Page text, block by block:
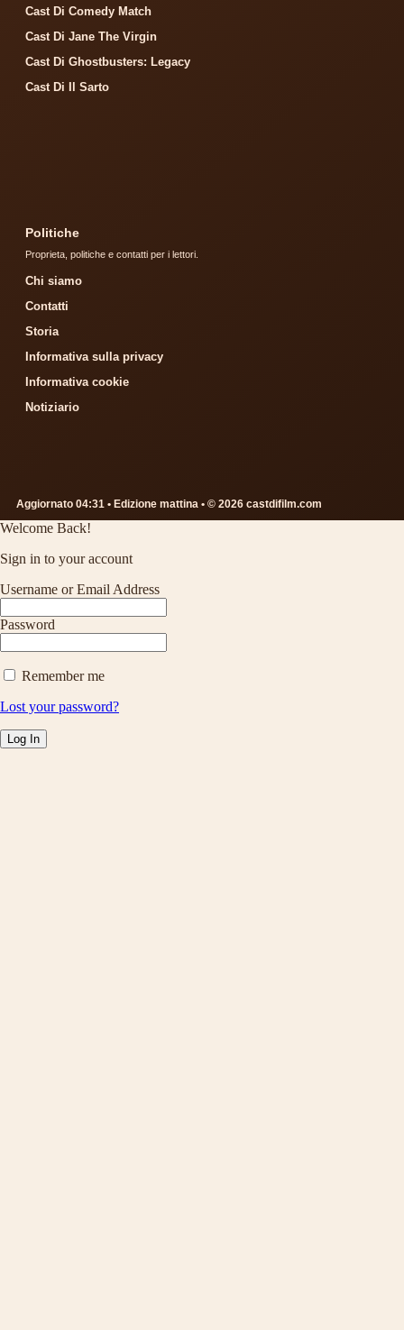
Cast Di Comedy Match
Cast Di Jane The Virgin
Cast Di Ghostbusters: Legacy
Cast Di Il Sarto
Politiche
Proprieta, politiche e contatti per i lettori.
Chi siamo
Contatti
Storia
Informativa sulla privacy
Informativa cookie
Notiziario
Aggiornato 04:31 • Edizione mattina • © 2026 castdifilm.com
Welcome Back!
Sign in to your account
Username or Email Address
Password
Remember me
Lost your password?